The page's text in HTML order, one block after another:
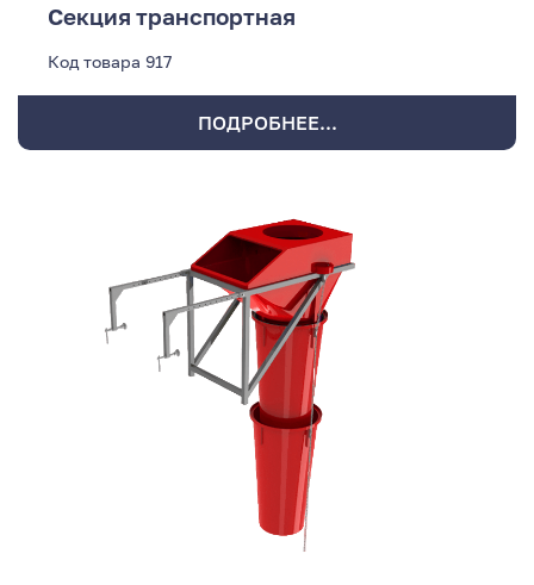
Секция транспортная
Код товара 917
ПОДРОБНЕЕ...